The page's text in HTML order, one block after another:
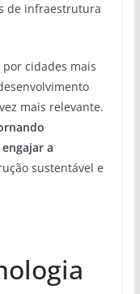
de infraestrutura
cidades mais
mais relevante.
a
sustentável e